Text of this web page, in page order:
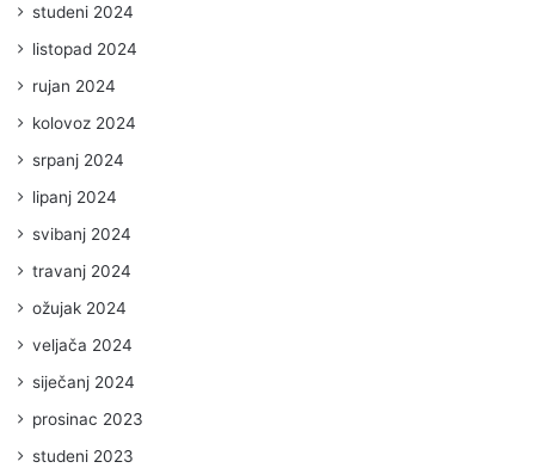
studeni 2024
listopad 2024
rujan 2024
kolovoz 2024
srpanj 2024
lipanj 2024
svibanj 2024
travanj 2024
ožujak 2024
veljača 2024
siječanj 2024
prosinac 2023
studeni 2023